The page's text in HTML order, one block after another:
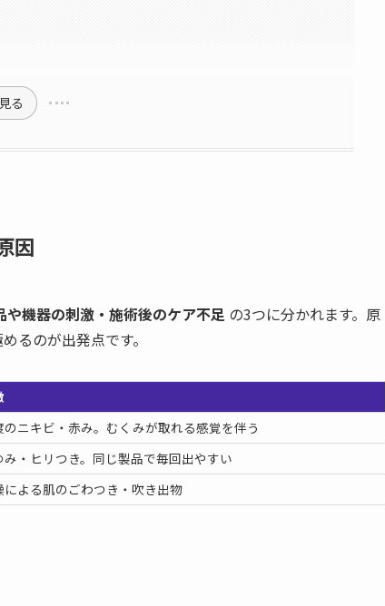
る
因
や機器の刺激・施術後のケア不足 の3つに分かれます。原
るのが出発点です。
のニキビ・赤み。むくみが取れる感覚を伴う
み・ヒリつき。同じ製品で毎回出やすい
による肌のごわつき・吹き出物